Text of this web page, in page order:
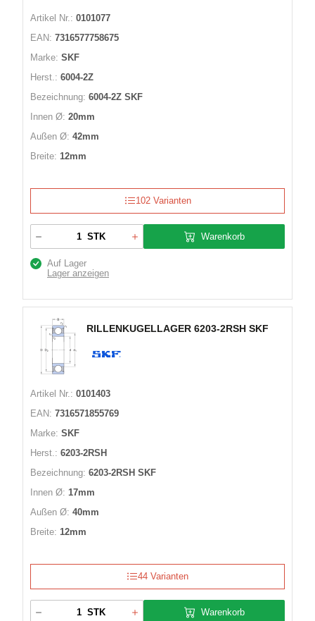
Artikel Nr.: 0101077
EAN: 7316577758675
Marke: SKF
Herst.: 6004-2Z
Bezeichnung: 6004-2Z SKF
Innen Ø: 20mm
Außen Ø: 42mm
Breite: 12mm
102 Varianten
STK Warenkorb
Auf Lager
Lager anzeigen
RILLENKUGELLAGER 6203-2RSH SKF
Artikel Nr.: 0101403
EAN: 7316571855769
Marke: SKF
Herst.: 6203-2RSH
Bezeichnung: 6203-2RSH SKF
Innen Ø: 17mm
Außen Ø: 40mm
Breite: 12mm
44 Varianten
STK Warenkorb